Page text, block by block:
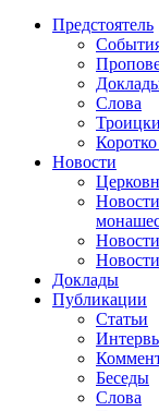
Предстоятель
Слова
Новости
Доклады
Публикации
Статьи
Беседы
Слова